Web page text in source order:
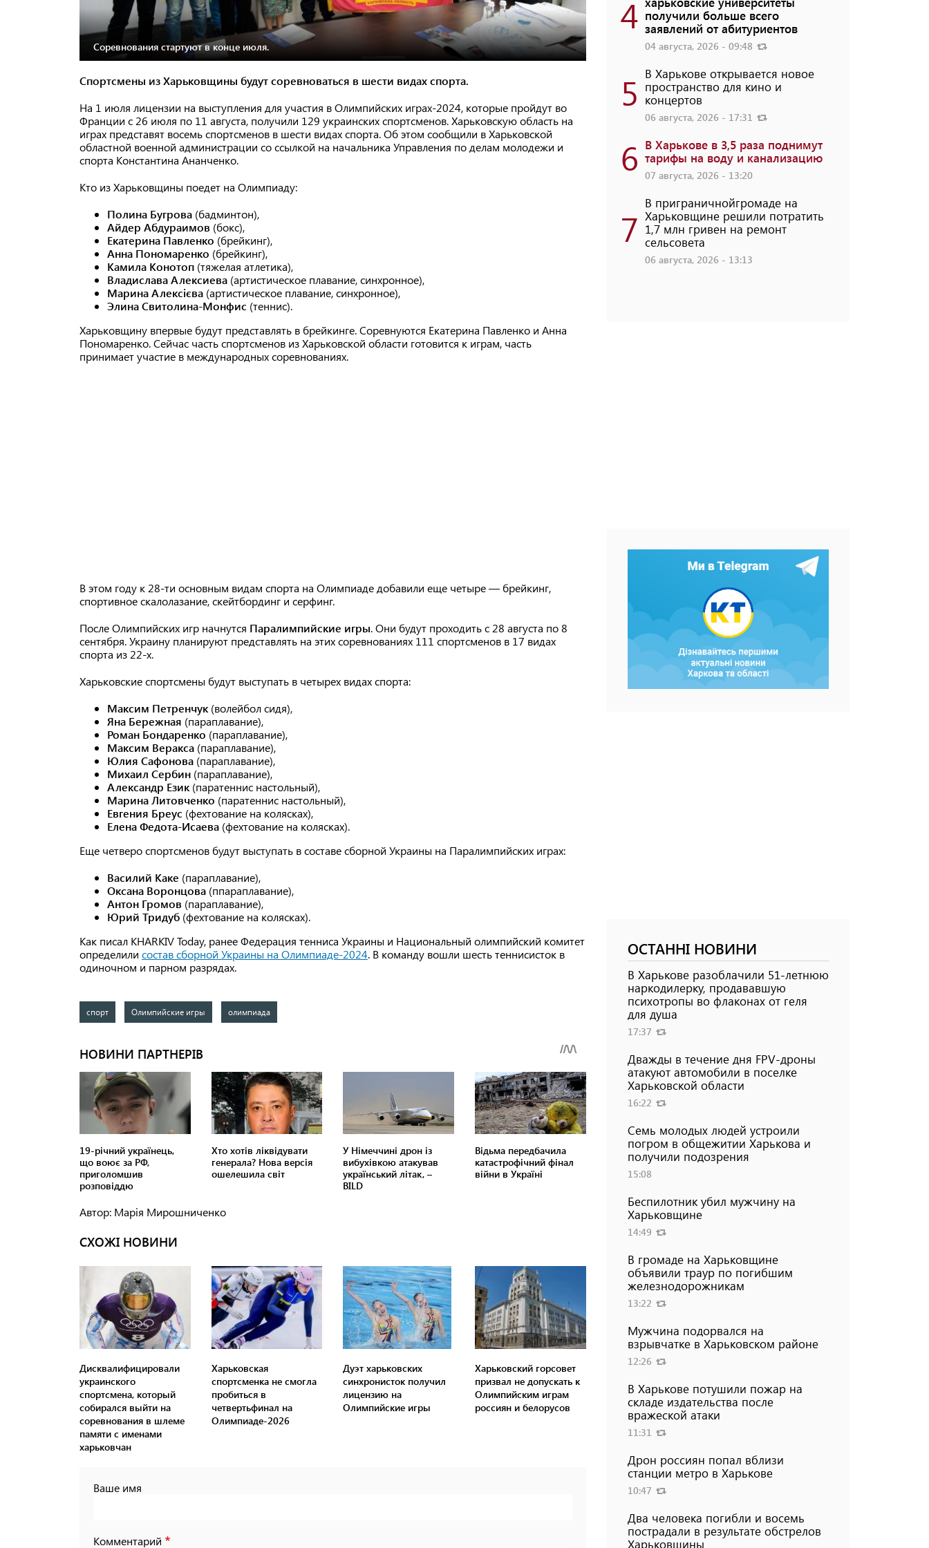
Соревнования стартуют в конце июля.
Спортсмены из Харьковщины будут соревноваться в шести видах спорта.
На 1 июля лицензии на выступления для участия в Олимпийских играх-2024, которые пройдут во
Франции с 26 июля по 11 августа, получили 129 украинских спортсменов. Харьковскую область на
играх представят восемь спортсменов в шести видах спорта. Об этом сообщили в Харьковской
областной военной администрации со ссылкой на начальника Управления по делам молодежи и
спорта Константина Ананченко.
Кто из Харьковщины поедет на Олимпиаду:
Полина Бугрова (бадминтон),
Айдер Абдураимов (бокс),
Екатерина Павленко (брейкинг),
Анна Пономаренко (брейкинг),
Камила Конотоп (тяжелая атлетика),
Владислава Алексиева (артистическое плавание, синхронное),
Марина Алексієва (артистическое плавание, синхронное),
Элина Свитолина-Монфис (теннис).
Харьковщину впервые будут представлять в брейкинге. Соревнуются Екатерина Павленко и Анна
Пономаренко. Сейчас часть спортсменов из Харьковской области готовится к играм, часть
принимает участие в международных соревнованиях.
В этом году к 28-ти основным видам спорта на Олимпиаде добавили еще четыре — брейкинг,
спортивное скалолазание, скейтбординг и серфинг.
После Олимпийских игр начнутся Паралимпийские игры. Они будут проходить с 28 августа по 8
сентября. Украину планируют представлять на этих соревнованиях 111 спортсменов в 17 видах
спорта из 22-х.
Харьковские спортсмены будут выступать в четырех видах спорта:
Максим Петренчук (волейбол сидя),
Яна Бережная (параплавание),
Роман Бондаренко (параплавание),
Максим Веракса (параплавание),
Юлия Сафонова (параплавание),
Михаил Сербин (параплавание),
Александр Език (паратеннис настольный),
Марина Литовченко (паратеннис настольный),
Евгения Бреус (фехтование на колясках),
Елена Федота-Исаева (фехтование на колясках).
Еще четверо спортсменов будут выступать в составе сборной Украины на Паралимпийских играх:
Василий Каке (параплавание),
Оксана Воронцова (ппараплавание),
Антон Громов (параплавание),
Юрий Тридуб (фехтование на колясках).
Как писал KHARKIV Today, ранее Федерация тенниса Украины и Национальный олимпийский комитет
определили состав сборной Украины на Олимпиаде-2024. В команду вошли шесть теннисисток в
одиночном и парном разрядах.
спорт Олимпийские игры олимпиада
Автор: Марія Мирошниченко
СХОЖІ НОВИНИ
Дисквалифицировали
украинского
спортсмена, который
собирался выйти на
соревнования в шлеме
памяти с именами
харьковчан
Харьковская
спортсменка не смогла
пробиться в
четвертьфинал на
Олимпиаде-2026
Дуэт харьковских
синхронисток получил
лицензию на
Олимпийские игры
Харьковский горсовет
призвал не допускать к
Олимпийским играм
россиян и белорусов
Ваше имя
Комментарий
4 получили больше всего
заявлений от абитуриентов
04 августа, 2026 - 09:48
5 В Харькове открывается новое
пространство для кино и
концертов
06 августа, 2026 - 17:31
6 В Харькове в 3,5 раза поднимут
тарифы на воду и канализацию
07 августа, 2026 - 13:20
7
В приграничнойгромаде на
Харьковщине решили потратить
1,7 млн ​​гривен на ремонт
сельсовета
06 августа, 2026 - 13:13
ОСТАННІ НОВИНИ
В Харькове разоблачили 51-летнюю
наркодилерку, продававшую
психотропы во флаконах от геля
для душа
17:37
Дважды в течение дня FPV-дроны
атакуют автомобили в поселке
Харьковской области
16:22
Семь молодых людей устроили
погром в общежитии Харькова и
получили подозрения
15:08
Беспилотник убил мужчину на
Харьковщине
14:49
В громаде на Харьковщине
объявили траур по погибшим
железнодорожникам
13:22
Мужчина подорвался на
взрывчатке в Харьковском районе
12:26
В Харькове потушили пожар на
складе издательства после
вражеской атаки
11:31
Дрон россиян попал вблизи
станции метро в Харькове
10:47
Два человека погибли и восемь
пострадали в результате обстрелов
Харьковщины